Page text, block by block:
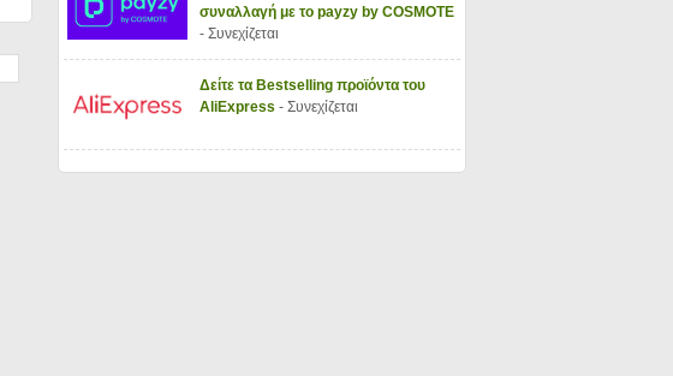
συναλλαγή με το payzy by COSMOTE
- Συνεχίζεται
Δείτε τα Bestselling προϊόντα του
AliExpress - Συνεχίζεται